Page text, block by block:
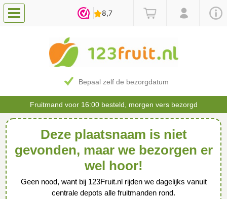
Bepaal zelf de bezorgdatum
Fruitmand voor 16:00 besteld, morgen vers bezorgd
Deze plaatsnaam is niet
gevonden, maar we bezorgen er
wel hoor!
Geen nood, want bij 123Fruit.nl rijden we dagelijks vanuit
centrale depots alle fruitmanden rond.